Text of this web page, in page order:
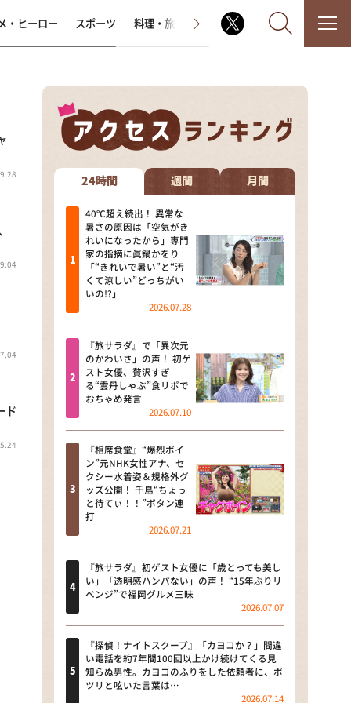
なるみ・岡村の過ぎるTV
相席食堂
これ余談なんですけど・・・
～人生密着トークバラエティ！
～ やすとものいたって真剣です
探偵！ナイトスクープ
news おかえり
河合＆A.B.C-Z塚田×福井アナ
「なんでやねん！？」（news お
かえり）
DAIGOも台所 ～きょうの献立 何
にする？～
本日はダイアンなり！シーズン２
朝だ！生です旅サラダ
教えて！ニュースライブ 正義の
ミカタ
ＬＩＦＥ～夢のカタチ～
新婚さんいらっしゃい！
ポツンと一軒家
ザキ山小屋本館
・ヒーロー スポーツ 料理・旅 ラジオ番組 その他
ド
24時間 週間 月間
40℃超え続出！ 異常な
暑さの原因は「空気がき
れいになったから」専門
家の指摘に眞鍋かをり
「“きれいで暑い”と“汚
くて涼しい”どっちがい
いの!?」
2026.07.28
『旅サラダ』で「異次元
のかわいさ」の声！ 初ゲ
スト女優、贅沢すぎ
る“雲丹しゃぶ”食リポで
おちゃめ発言
2026.07.10
『相席食堂』“爆烈ボイ
ン”元NHK女性アナ、セ
クシー水着姿＆規格外グ
ッズ公開！ 千鳥“ちょっ
と待てぃ！！”ボタン連
打
2026.07.21
『旅サラダ』初ゲスト女優に「歳とっても美し
い」「透明感ハンパない」の声！ “15年ぶりリ
ベンジ”で福岡グルメ三昧
2026.07.07
『探偵！ナイトスクープ』「カヨコか？」間違
い電話を約7年間100回以上かけ続けてくる見
知らぬ男性。カヨコのふりをした依頼者に、ポ
ツリと呟いた言葉は…
2026.07.14